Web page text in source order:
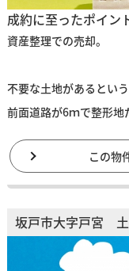
成約に至ったポイン
資産整理での売却。
不要な土地があるとい
前面道路が6ｍで整形地
この物
坂戸市大字戸宮